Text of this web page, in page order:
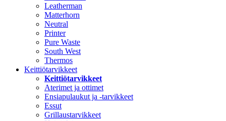
Leatherman
Matterhorn
Neutral
Printer
Pure Waste
South West
Thermos
Keittiötarvikkeet
Keittiötarvikkeet
Aterimet ja ottimet
Ensiapulaukut ja -tarvikkeet
Essut
Grillaustarvikkeet